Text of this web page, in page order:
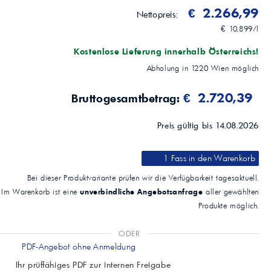
Nettopreis:
€ 2.266,99
€ 10,899/l
Kostenlose Lieferung innerhalb Österreichs!
Abholung in 1220 Wien möglich
Bruttogesamtbetrag: € 2.720,39
Preis gültig bis 14.08.2026
1 Fassin den Warenkorb
Bei dieser Produktvariante prüfen wir die Verfügbarkeit tagesaktuell.
Im Warenkorb ist eineunverbindliche Angebotsanfrage aller gewählten
Produkte möglich.
ODER
PDF-Angebot ohne Anmeldung
Ihr prüffähiges PDF zur internen Freigabe